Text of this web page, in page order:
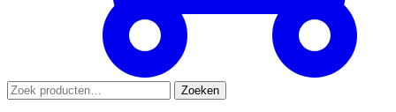
Zoeken
naar:
Zoeken